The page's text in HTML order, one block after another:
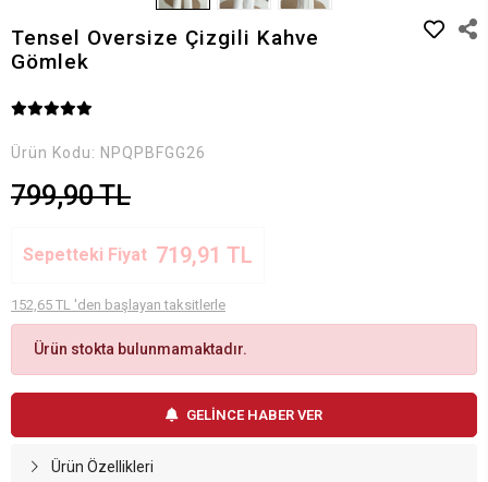
Tensel Oversize Çizgili Kahve
Gömlek
Ürün Kodu: NPQPBFGG26
799,90 TL
Sepetteki Fiyat 719,91 TL
152,65 TL 'den başlayan taksitlerle
Ürün stokta bulunmamaktadır.
GELİNCE HABER VER
Ürün Özellikleri